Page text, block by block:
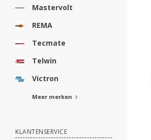
Mastervolt
REMA
Tecmate
Telwin
Victron
Meer merken
KLANTENSERVICE